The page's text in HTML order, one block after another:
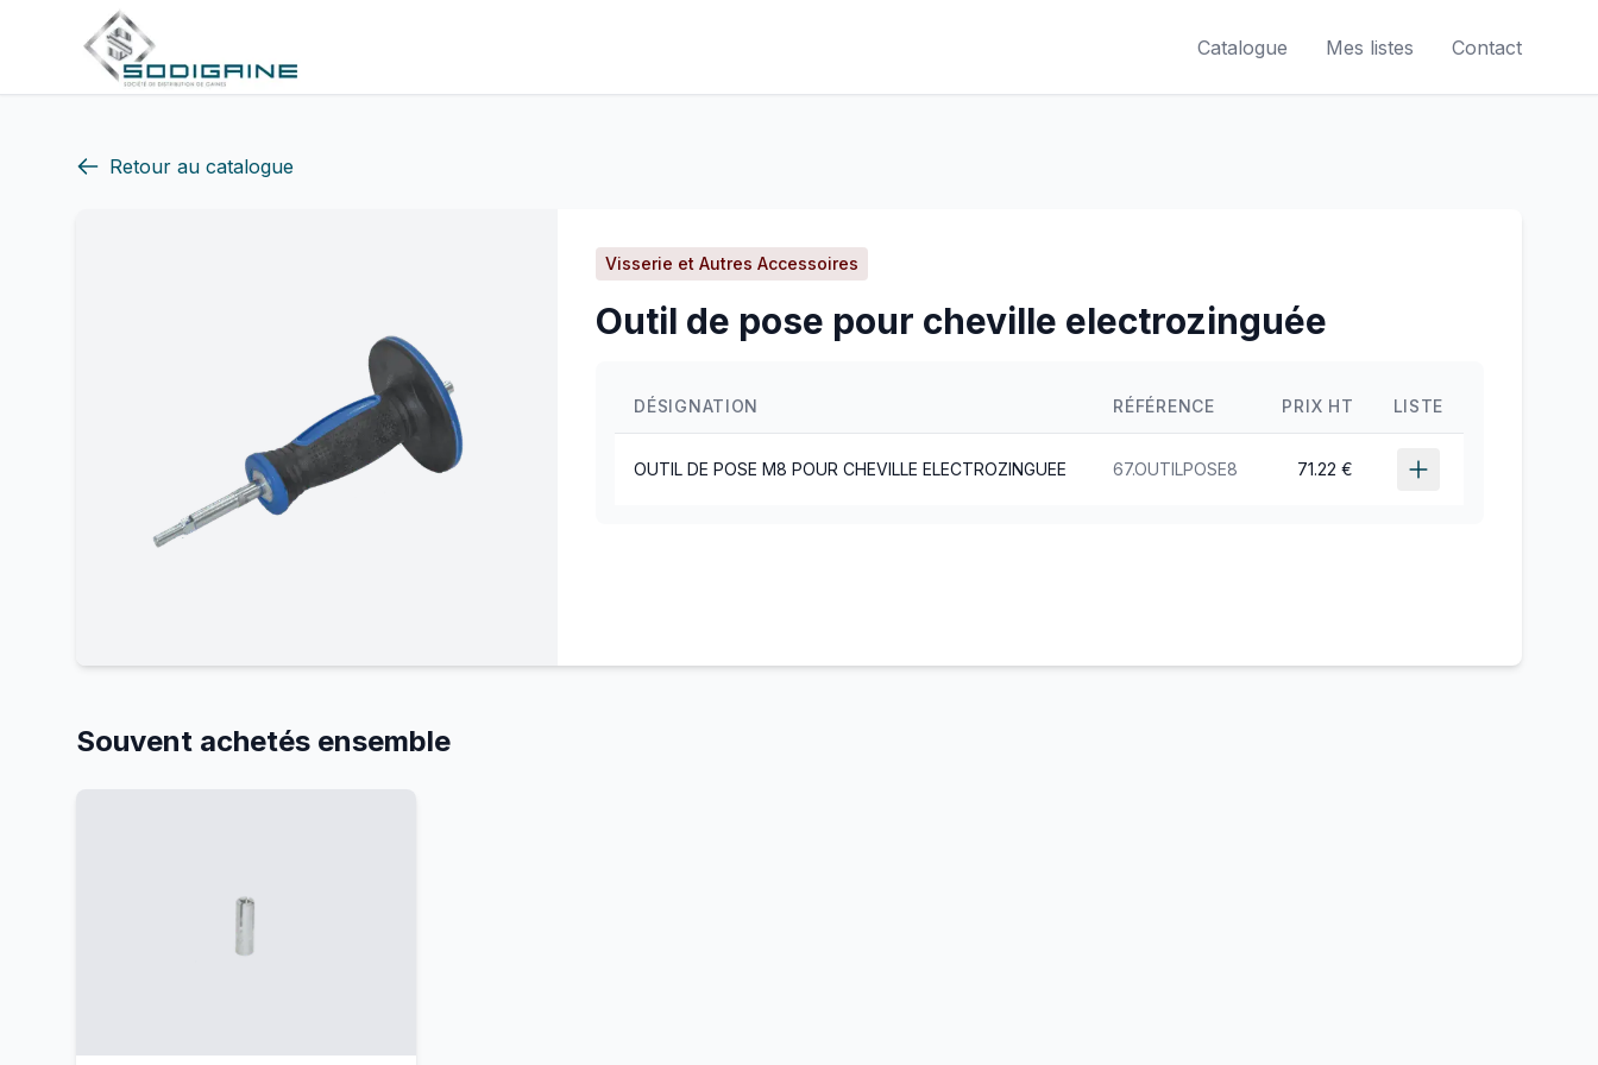
Catalogue Mes listes Contact
Retour au catalogue
Visserie et Autres Accessoires
Outil de pose pour cheville electrozinguée
DÉSIGNATION RÉFÉRENCE PRIX HT LISTE
OUTIL DE POSE M8 POUR CHEVILLE ELECTROZINGUEE 67.OUTILPOSE8 71.22 €
Souvent achetés ensemble